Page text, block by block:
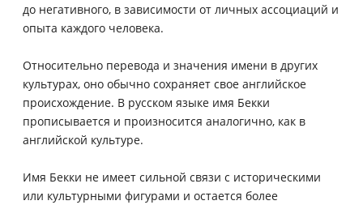
до негативного, в зависимости от личных ассоциаций и
опыта каждого человека.
Относительно перевода и значения имени в других
культурах, оно обычно сохраняет свое английское
происхождение. В русском языке имя Бекки
прописывается и произносится аналогично, как в
английской культуре.
Имя Бекки не имеет сильной связи с историческими
или культурными фигурами и остается более